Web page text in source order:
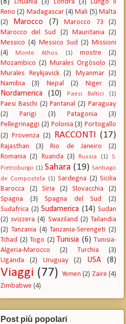
(8)
Lituania (3) Londra (3) Lungo il
Reno (2) Madagascar (4) Mali (5) Malta
(2)
Marocco (7) Marocco 73
(2)
Marocco del Sud
(2) Mauritania
(2)
Messico (4) Messico Sud (2) Missioni
(4)
Monte Athos (1) mostre
(2)
Mozambico (2) Murales Orgòsolo (2)
Murales Reykjavick (2) Myanmar (2)
Namibia
(3) Nepal (2) Niger (2)
Nordamerica (10) Paesi Baltici (1)
Paesi Baschi (2) Pantanal (2) Paraguay
(2)
Parigi (3) Patagonia
(3)
Pellegrinaggi (2) Polonia (3) Portogallo
(2) Provenza (2) RACCONTI (17)
Rajasthan (3) Rio de Janeiro
(2)
Romania (2) Ruanda (3) Russia (1)
S.
Pietroburgo (1) Sahara (19) Santiago
de Compostela
(1) Sardegna (2) Sicilia
Barocca
(2) Siria (2) Slovacchia
(2)
Spagna
(3) Spagna del Sud
(2)
Sudafrica (2) Sudamerica (14) Sudan
(2) svizzera (4) Swaziland (2) Tailandia
(2) Tanzania (4) Tanzania-Serengeti (2)
Tchad (2) Togo (2) Tunisia (6) Tunisia-
Algeria-Marocco
(2) Turchia
(3)
Uganda
(2) Uruguay (2) USA (8)
Viaggi (77) Yemen (2) Zaire (4)
Zimbabwe (4)
Post più popolari